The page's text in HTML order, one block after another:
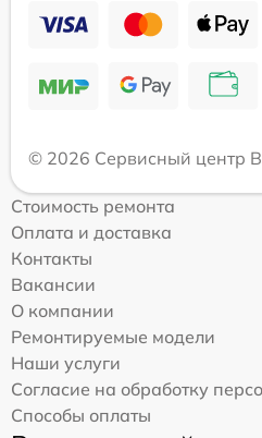
© 2026 Сервисный центр
Стоимость ремонта
Оплата и доставка
Контакты
Вакансии
О компании
Ремонтируемые модели
Наши услуги
Согласие на обработку
Способы оплаты